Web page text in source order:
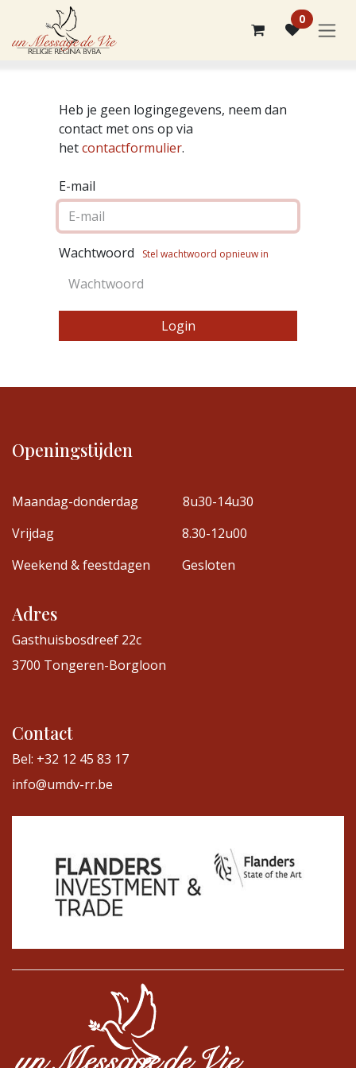
Overslaan naar inhoud
0
Heb je geen logingegevens, neem dan
contact met ons op via
hetcontactformulier.
E-mail
Wachtwoord Stel wachtwoord opnieuw in
Login
Openingstijden
Maandag-donderdag
8u30-14u30
Vrijdag
8.30-12u00
Weekend & feestdagen
Gesloten
Adres
Gasthuisbosdreef 22c
3700 Tongeren-Borgloon
Contact
Bel: +32 12 45 83 17
info@umdv-rr.be